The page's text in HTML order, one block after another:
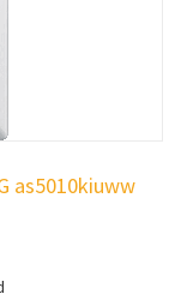
as5010kiuww